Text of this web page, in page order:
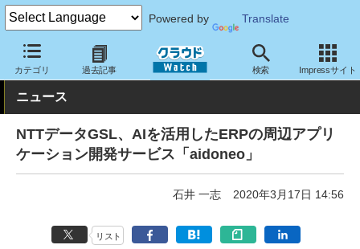
Powered by Translate
カテゴリ 過去記事 検索 Impressサイト
クラウド Watch サービス・ソフト サービス 業務関連
ニュース
NTTデータGSL、AIを活用したERPの周辺アプリ
ケーション開発サービス「aidoneo」
石井 一志 2020年3月17日 14:56
リスト